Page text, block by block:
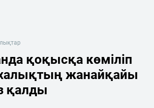
қоқысқа көміліп
жанайқайы
қалды